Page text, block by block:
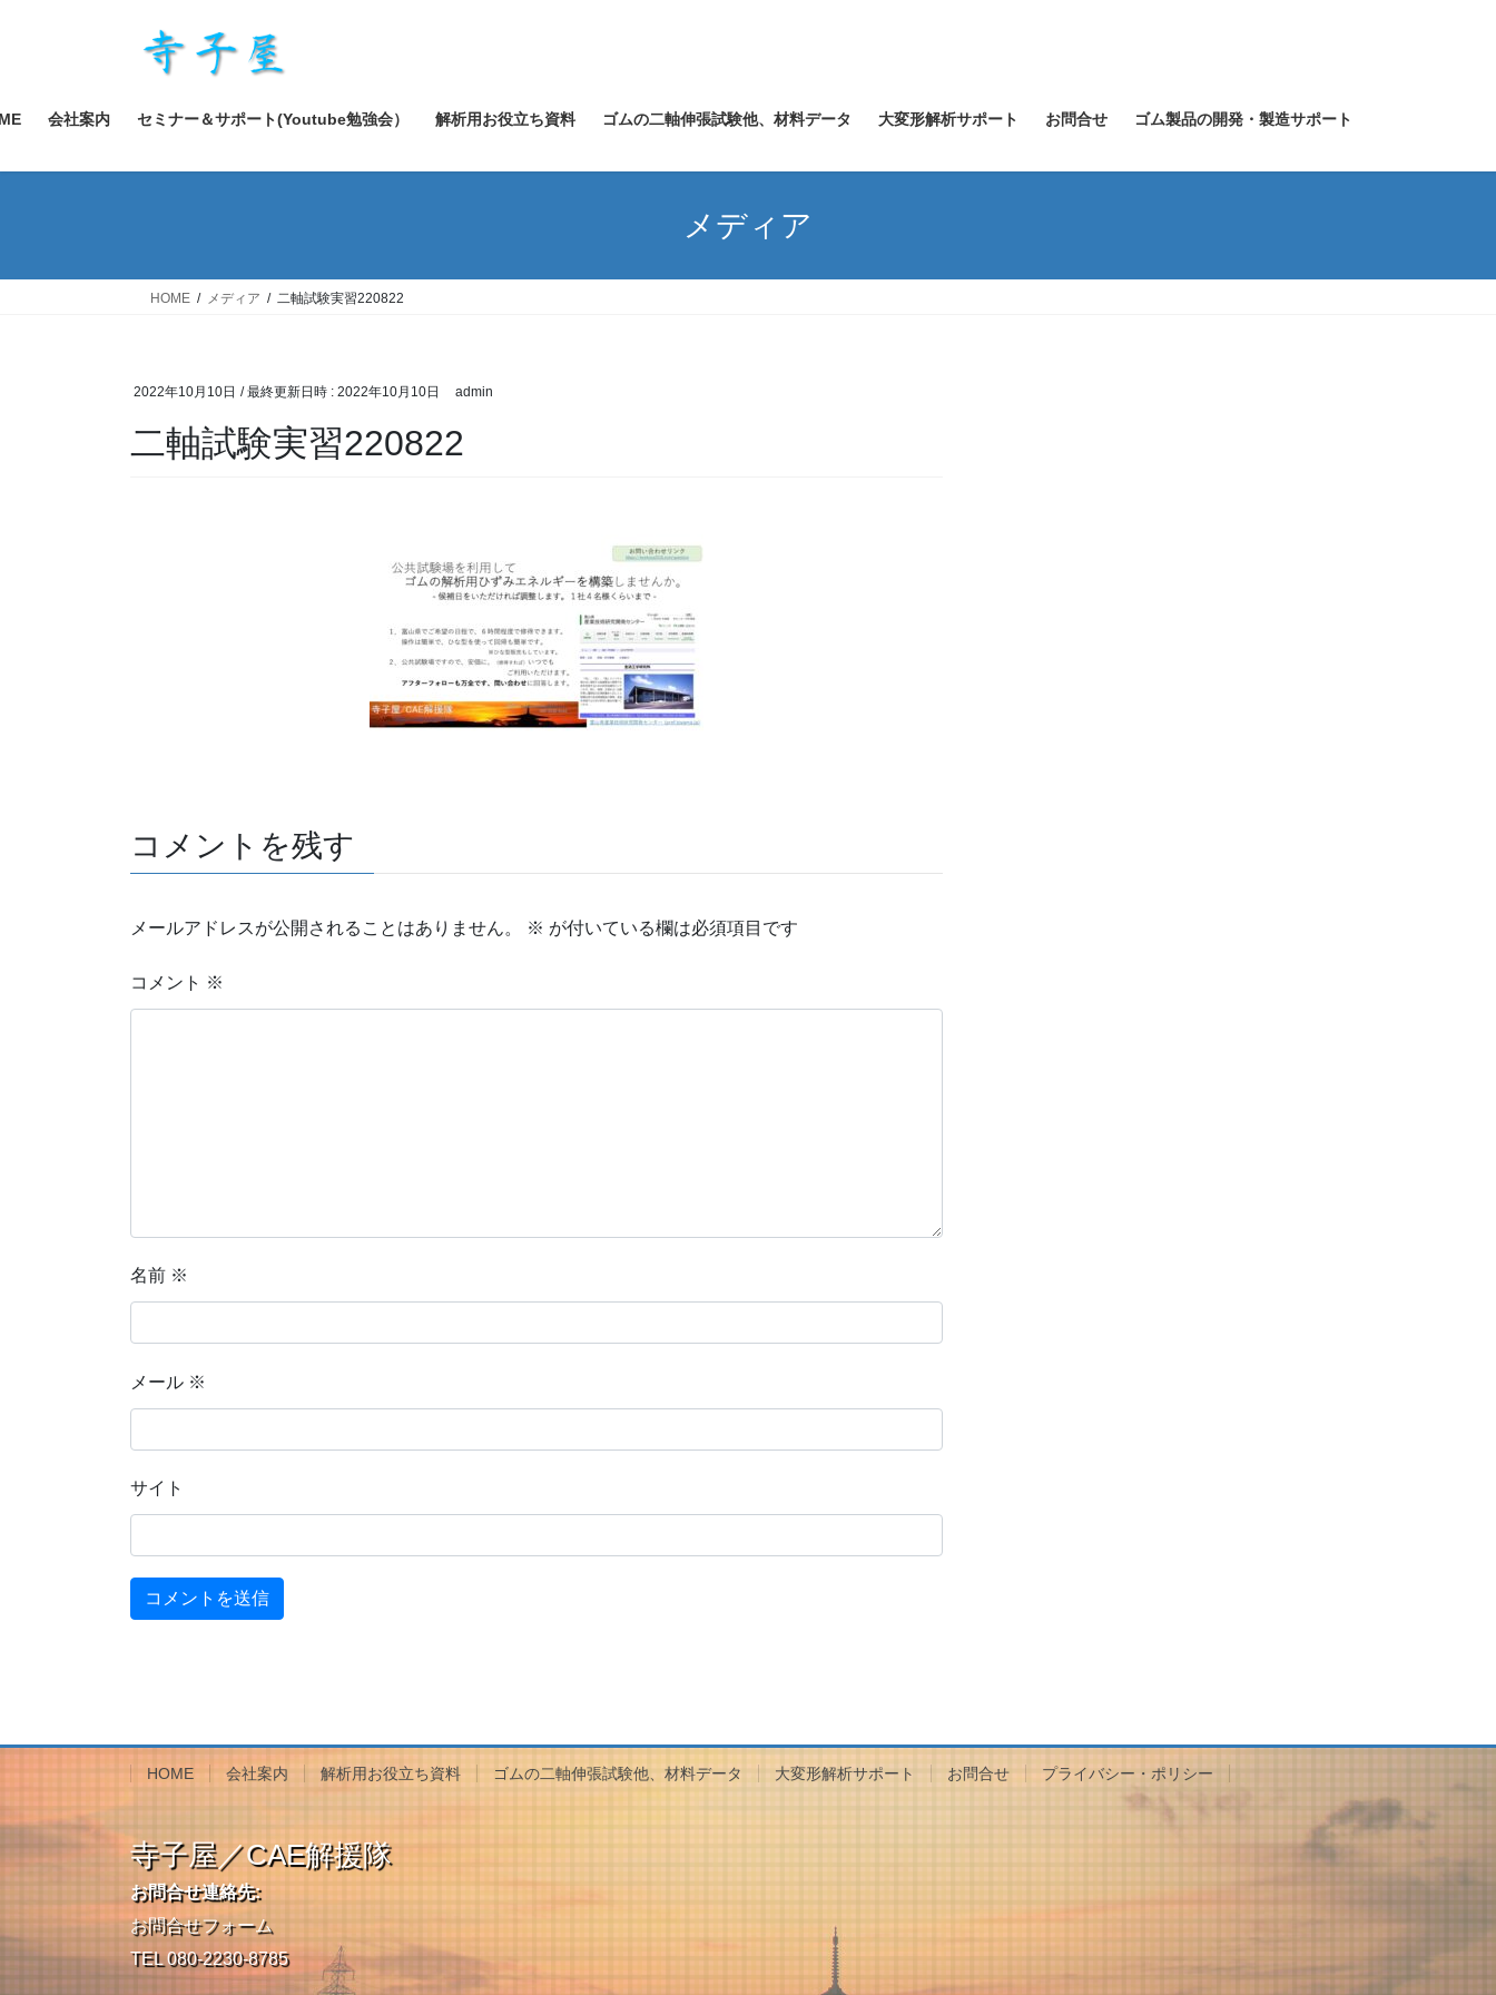
ツ
ス
シ
ン
会社案内 セミナー＆サポート(Youtube勉強会） 解析用お役立ち資料 ゴムの二軸伸張試験他、材料データ 大変形解析サポート お問合せ ゴム製品の開発・製造サポート
メディア
HOME メディア 二軸試験実習220822
2022年10月10日 / 最終更新日時 : 2022年10月10日 admin
二軸試験実習220822
コメントを残す
メールアドレスが公開されることはありません。 ※ が付いている欄は必須項目です
コメント ※
名前 ※
メール ※
サイト
HOME 会社案内 解析用お役立ち資料 ゴムの二軸伸張試験他、材料データ 大変形解析サポート お問合せ プライバシー・ポリシー
寺子屋／CAE解援隊
お問合せ連絡先:
お問合せフォーム
TEL 080-2230-8785